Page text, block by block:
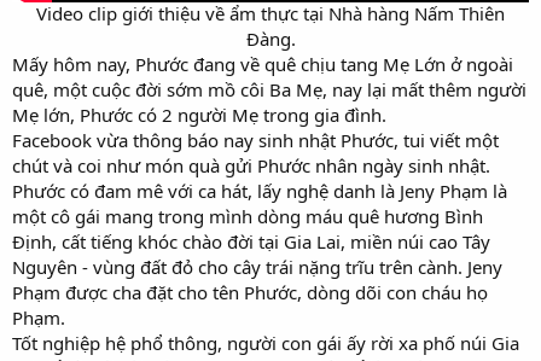
Video clip giới thiệu về ẩm thực tại Nhà hàng Nấm Thiên
Đàng.​
Mấy hôm nay, Phước đang về quê chịu tang Mẹ Lớn ở ngoài
quê, một cuộc đời sớm mồ côi Ba Mẹ, nay lại mất thêm người
Mẹ lớn, Phước có 2 người Mẹ trong gia đình.
Facebook vừa thông báo nay sinh nhật Phước, tui viết một
chút và coi như món quà gửi Phước nhân ngày sinh nhật.
Phước có đam mê với ca hát, lấy nghệ danh là Jeny Phạm là
một cô gái mang trong mình dòng máu quê hương Bình
Định, cất tiếng khóc chào đời tại Gia Lai, miền núi cao Tây
Nguyên - vùng đất đỏ cho cây trái nặng trĩu trên cành. Jeny
Phạm được cha đặt cho tên Phước, dòng dõi con cháu họ
Phạm.
Tốt nghiệp hệ phổ thông, người con gái ấy rời xa phố núi Gia